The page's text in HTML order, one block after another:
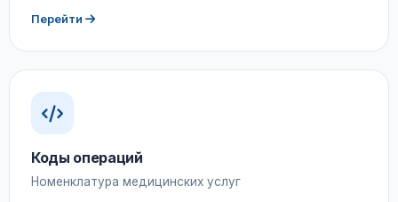
Перейти
Коды операций
Номенклатура медицинских услуг